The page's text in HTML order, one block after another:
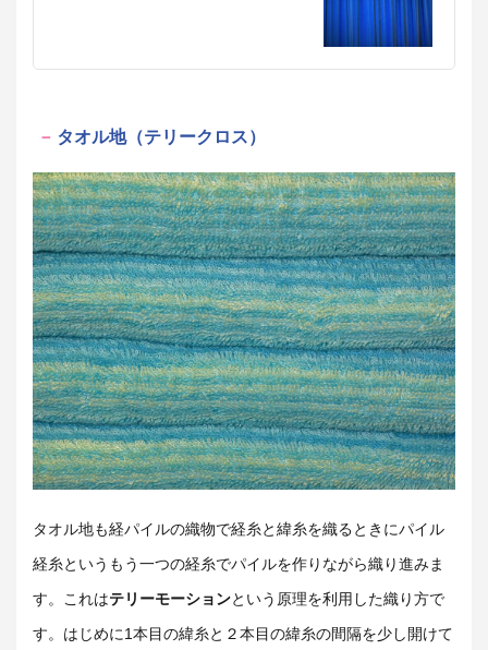
タオル地（テリークロス）
タオル地も経パイルの織物で経糸と緯糸を織るときにパイル
経糸というもう一つの経糸でパイルを作りながら織り進みま
す。これはテリーモーションという原理を利用した織り方で
す。はじめに1本目の緯糸と２本目の緯糸の間隔を少し開けて